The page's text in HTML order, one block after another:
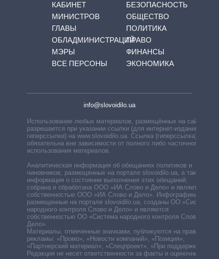
КАБИНЕТ
МИНИСТРОВ
ГЛАВЫ
ОБЛАДМИНИСТРАЦИЙ
МЭРЫ
ВСЕ ПЕРСОНЫ
БЕЗОПАСНОСТЬ
ОБЩЕСТВО
ПОЛИТИКА
ПРАВО
ФИНАНСЫ
ЭКОНОМИКА
info@slovoidilo.ua
Использование любых материалов, размещённых на сайте,
разрешается при указании ссылки (для интернет-изданий —
гиперссылки) на www.slovoidilo.ua. Ссылка (гиперссылка)
обязательна вне зависимости от полного либо частичного
использования материалов.
Аналитическая информация об обещаниях политиков и
чиновников, размещенных на портале slovoidilo.ua, а также
информация о состоянии выполнения этих обещаний,
собрана и обработана ООО «ИА Слово и Дело» и является
собственностью ООО «ИА Слово и Дело». Инфографики,
размещенные на портале slovoidilo.ua, созданы ОО «Система
народного контроля Слово и Дело» и являются
собственностью ОО «Система народного контроля Слово и
Дело».
Материалы, отмеченные значками, публикуются на правах
рекламы: «Промо», «Новости компаний», «Позиция»,
«Партнерский материал», «Спецпроект», «При поддержке».
Редакция не несет ответственности за факты и оценочные